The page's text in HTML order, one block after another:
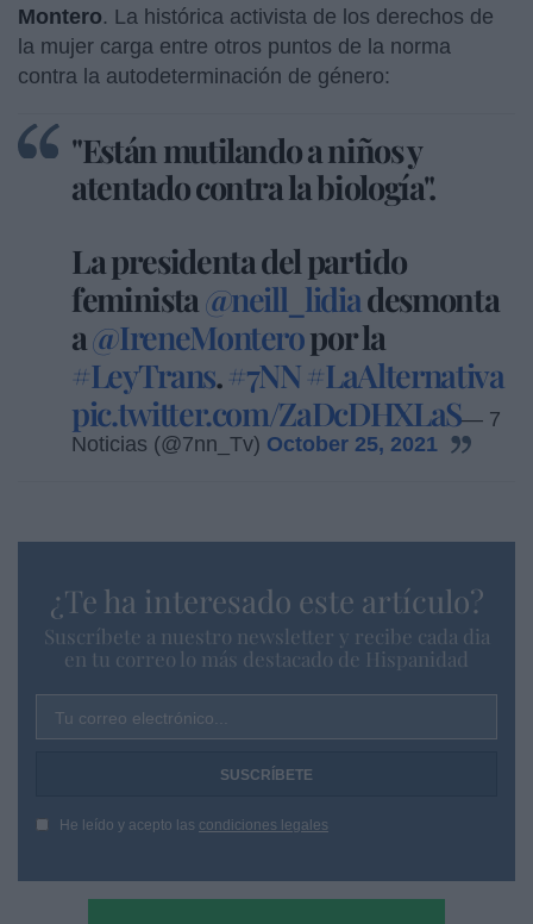
Montero. La histórica activista de los derechos de
la mujer carga entre otros puntos de la norma
contra la autodeterminación de género:
"Están mutilando a niños y
atentado contra la biología".
La presidenta del partido
feminista@neill_lidiadesmonta
a@IreneMonteropor la
#LeyTrans. #7NN #LaAlternativa
pic.twitter.com/ZaDcDHXLaS— 7
Noticias (@7nn_Tv) October 25, 2021
¿Te ha interesado este artículo?
Suscríbete a nuestro newsletter y recibe cada dia
en tu correo lo más destacado de Hispanidad
Tu correo electrónico...
He leído y acepto las condiciones legales